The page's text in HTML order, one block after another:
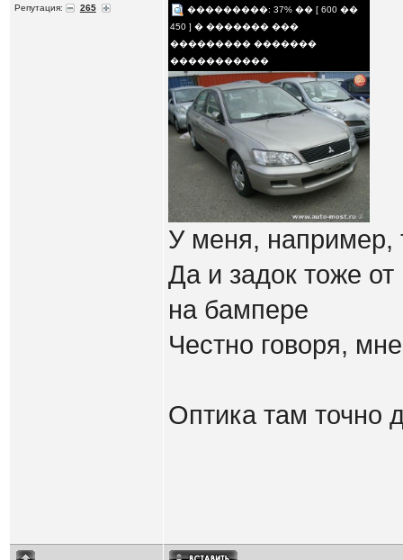
Репутация: 265
���������: 37% �� [ 600 ��
450 ] � ������� ���
��������� �������
�����������
У меня, например,
Да и задок тоже
на бампере
Честно говоря,
Оптика там точно